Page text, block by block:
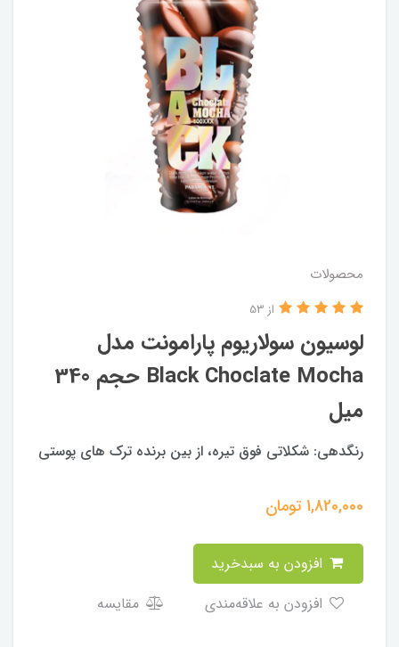
محصولات
لوسیون سولاریوم پارامونت مدل
Black Choclate Mocha حجم 340
میل
از 53
رنگدهی: شکلاتی فوق تیره، از بین برنده ترک های پوستی
1,820,000تومان
مقایسه